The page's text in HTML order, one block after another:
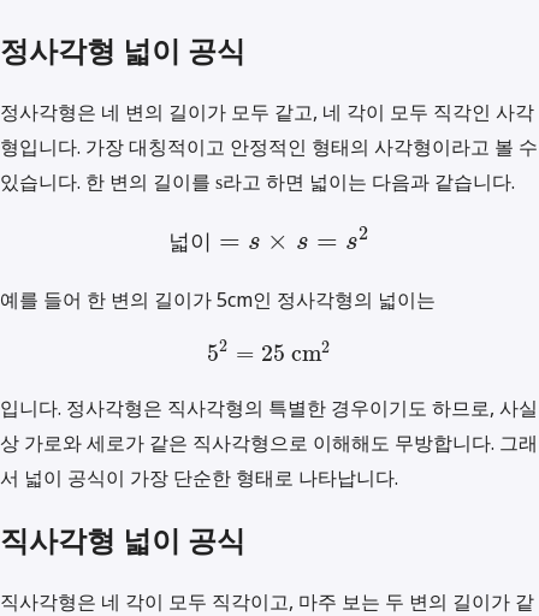
정사각형 넓이 공식
정사각형은 네 변의 길이가 모두 같고, 네 각이 모두 직각인 사각
형입니다. 가장 대칭적이고 안정적인 형태의 사각형이라고 볼 수
있습니다. 한 변의 길이를 s라고 하면 넓이는 다음과 같습니다.
넓 이 = s × s = s2
예를 들어 한 변의 길이가 5cm인 정사각형의 넓이는
52 = 25 cm2
입니다. 정사각형은 직사각형의 특별한 경우이기도 하므로, 사실
상 가로와 세로가 같은 직사각형으로 이해해도 무방합니다. 그래
서 넓이 공식이 가장 단순한 형태로 나타납니다.
직사각형 넓이 공식
직사각형은 네 각이 모두 직각이고, 마주 보는 두 변의 길이가 같